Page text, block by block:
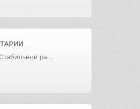
ра...